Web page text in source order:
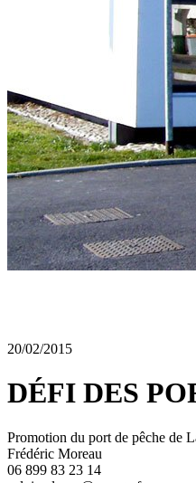
20/02/2015
DÉFI DES
Promotion du port de pêche de
Frédéric Moreau
06 899 83 23 14